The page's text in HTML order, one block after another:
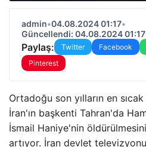
admin•04.08.2024 01:17•
Güncellendi: 04.08.2024 01:17
Paylaş: Twitter Facebook
Pinterest
Ortadoğu son yılların en
İran'ın başkenti Tahran'da
İsmail Haniye'nin
artıyor. İran devlet